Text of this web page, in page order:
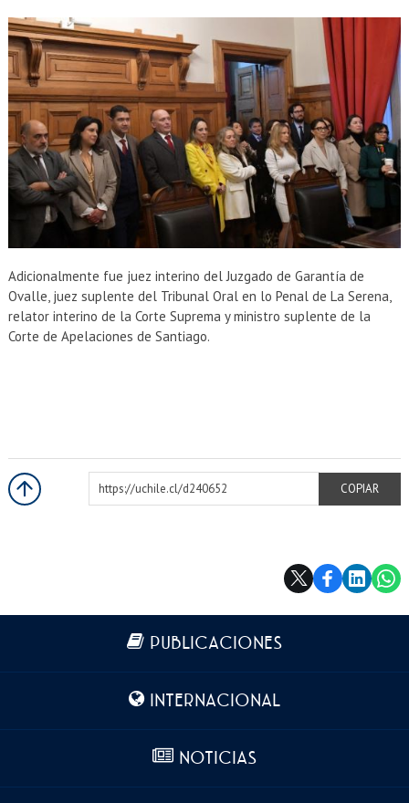
Adicionalmente fue juez interino del Juzgado de Garantía de
Ovalle, juez suplente del Tribunal Oral en lo Penal de La Serena,
relator interino de la Corte Suprema y ministro suplente de la
Corte de Apelaciones de Santiago.
https://uchile.cl/d240652
COPIAR
Más información
PUBLICACIONES
INTERNACIONAL
NOTICIAS